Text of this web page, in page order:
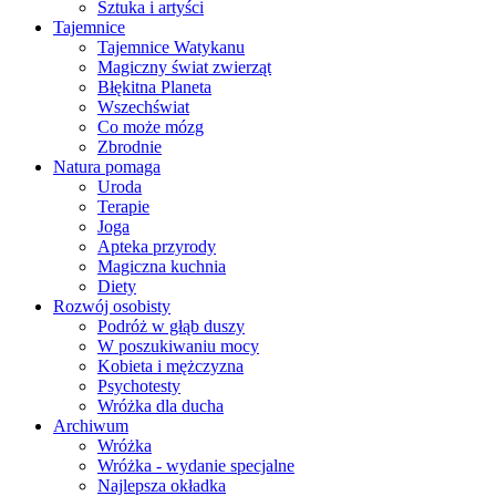
Sztuka i artyści
Tajemnice
Tajemnice Watykanu
Magiczny świat zwierząt
Błękitna Planeta
Wszechświat
Co może mózg
Zbrodnie
Natura pomaga
Uroda
Terapie
Joga
Apteka przyrody
Magiczna kuchnia
Diety
Rozwój osobisty
Podróż w głąb duszy
W poszukiwaniu mocy
Kobieta i mężczyzna
Psychotesty
Wróżka dla ducha
Archiwum
Wróżka
Wróżka - wydanie specjalne
Najlepsza okładka